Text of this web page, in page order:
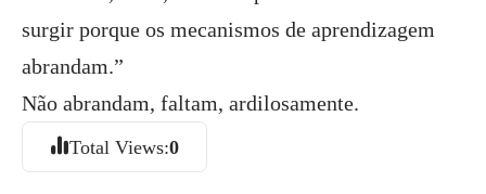
surgir porque os mecanismos de aprendizagem
abrandam.”
Não abrandam, faltam, ardilosamente.
Total Views:0